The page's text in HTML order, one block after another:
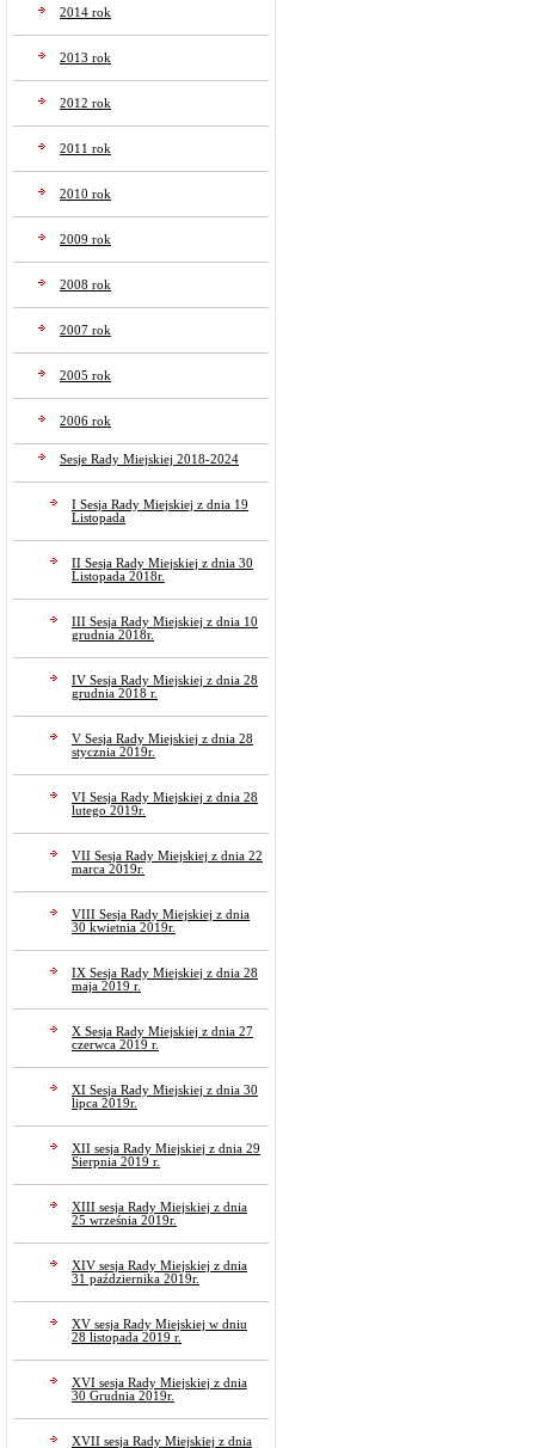
2014 rok
2013 rok
2012 rok
2011 rok
2010 rok
2009 rok
2008 rok
2007 rok
2005 rok
2006 rok
Sesje Rady Miejskiej 2018-2024
I Sesja Rady Miejskiej z dnia 19
Listopada
II Sesja Rady Miejskiej z dnia 30
Listopada 2018r.
III Sesja Rady Miejskiej z dnia 10
grudnia 2018r.
IV Sesja Rady Miejskiej z dnia 28
grudnia 2018 r.
V Sesja Rady Miejskiej z dnia 28
stycznia 2019r.
VI Sesja Rady Miejskiej z dnia 28
lutego 2019r.
VII Sesja Rady Miejskiej z dnia 22
marca 2019r.
VIII Sesja Rady Miejskiej z dnia
30 kwietnia 2019r.
IX Sesja Rady Miejskiej z dnia 28
maja 2019 r.
X Sesja Rady Miejskiej z dnia 27
czerwca 2019 r.
XI Sesja Rady Miejskiej z dnia 30
lipca 2019r.
XII sesja Rady Miejskiej z dnia 29
Sierpnia 2019 r.
XIII sesja Rady Miejskiej z dnia
25 września 2019r.
XIV sesja Rady Miejskiej z dnia
31 października 2019r.
XV sesja Rady Miejskiej w dniu
28 listopada 2019 r.
XVI sesja Rady Miejskiej z dnia
30 Grudnia 2019r.
XVII sesja Rady Miejskiej z dnia